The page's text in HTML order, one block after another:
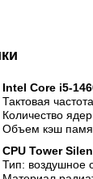
Intel Core i5-
Тактовая
Количество
Объем кэш
CPU Tower
Тип: воздушное